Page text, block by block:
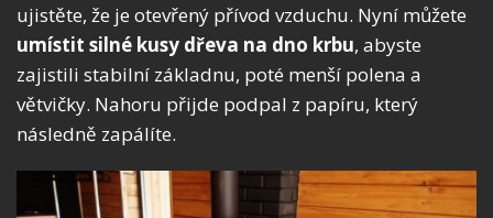
ujistěte, že je otevřený přívod vzduchu. Nyní můžete
umístit silné kusy dřeva na dno krbu, abyste
zajistili stabilní základnu, poté menší polena a
větvičky. Nahoru přijde podpal z papíru, který
následně zapálíte.